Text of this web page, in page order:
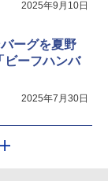
2025年9月10日
ーグを夏野
ビーフハンバ
2025年7月30日